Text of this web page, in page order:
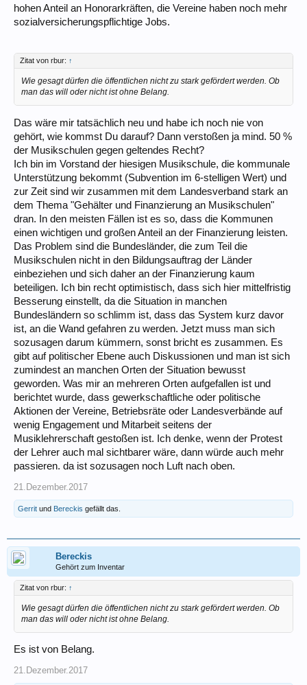
hohen Anteil an Honorarkräften, die Vereine haben noch mehr
sozialversicherungspflichtige Jobs.
Zitat von rbur: ↑
Wie gesagt dürfen die öffentlichen nicht zu stark gefördert werden. Ob
man das will oder nicht ist ohne Belang.
Das wäre mir tatsächlich neu und habe ich noch nie von
gehört, wie kommst Du darauf? Dann verstoßen ja mind. 50 %
der Musikschulen gegen geltendes Recht?
Ich bin im Vorstand der hiesigen Musikschule, die kommunale
Unterstützung bekommt (Subvention im 6-stelligen Wert) und
zur Zeit sind wir zusammen mit dem Landesverband stark an
dem Thema "Gehälter und Finanzierung an Musikschulen"
dran. In den meisten Fällen ist es so, dass die Kommunen
einen wichtigen und großen Anteil an der Finanzierung leisten.
Das Problem sind die Bundesländer, die zum Teil die
Musikschulen nicht in den Bildungsauftrag der Länder
einbeziehen und sich daher an der Finanzierung kaum
beteiligen. Ich bin recht optimistisch, dass sich hier mittelfristig
Besserung einstellt, da die Situation in manchen
Bundesländern so schlimm ist, dass das System kurz davor
ist, an die Wand gefahren zu werden. Jetzt muss man sich
sozusagen darum kümmern, sonst bricht es zusammen. Es
gibt auf politischer Ebene auch Diskussionen und man ist sich
zumindest an manchen Orten der Situation bewusst
geworden. Was mir an mehreren Orten aufgefallen ist und
berichtet wurde, dass gewerkschaftliche oder politische
Aktionen der Vereine, Betriebsräte oder Landesverbände auf
wenig Engagement und Mitarbeit seitens der
Musiklehrerschaft gestoßen ist. Ich denke, wenn der Protest
der Lehrer auch mal sichtbarer wäre, dann würde auch mehr
passieren. da ist sozusagen noch Luft nach oben.
21.Dezember.2017
Gerrit und Bereckis gefällt das.
Bereckis
Gehört zum Inventar
Zitat von rbur: ↑
Wie gesagt dürfen die öffentlichen nicht zu stark gefördert werden. Ob
man das will oder nicht ist ohne Belang.
Es ist von Belang.
21.Dezember.2017